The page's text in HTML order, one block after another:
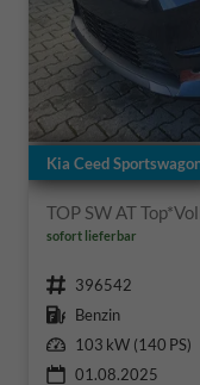
Kia Ceed
TOP SW AT
sofort lieferbar
Fahrzeugnr. 396542
Kraftstoff Benzin
Leistung 103 kW (140 PS)
01.08.2025